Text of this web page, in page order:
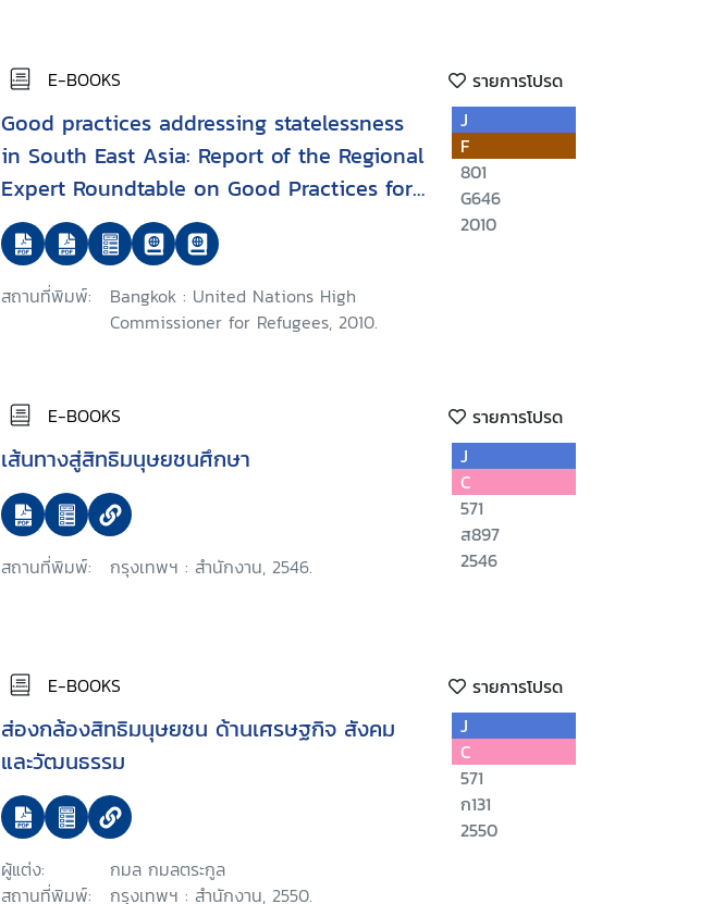
E-BOOKS รายการโปรด
Good practices addressing statelessness
in South East Asia: Report of the Regional
Expert Roundtable on Good Practices for
the Identification, Prevention and
Reduction of Statelessness and the
Protection of Stateless Persons in South
East Asia, Bangkok, 28 to 29 October 2010
สถานที่พิมพ์:
Bangkok : United Nations High
Commissioner for Refugees, 2010.
J
F
801
G646
2010
E-BOOKS รายการโปรด
เส้นทางสู่สิทธิมนุษยชนศึกษา
สถานที่พิมพ์: กรุงเทพฯ : สำนักงาน, 2546.
J
C
571
ส897
2546
E-BOOKS รายการโปรด
ส่องกล้องสิทธิมนุษยชน ด้านเศรษฐกิจ สังคม
และวัฒนธรรม
ผู้แต่ง:
กมล กมลตระกูล
สถานที่พิมพ์:
กรุงเทพฯ : สำนักงาน, 2550.
J
C
571
ก131
2550